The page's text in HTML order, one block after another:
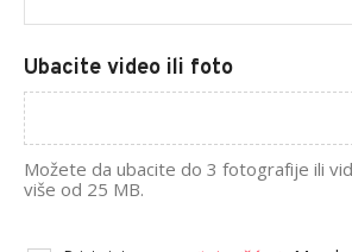
Ubacite video ili foto
Možete da ubacite do 3 fotografije ili
više od 25 MB.